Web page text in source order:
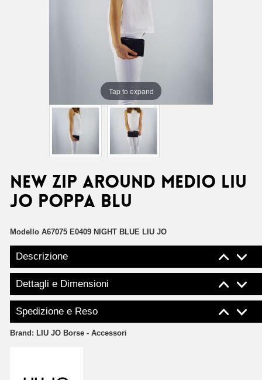
Tap to expand
New zip around medio Liu
Jo poppa blu
Modello A67075 E0409 NIGHT BLUE LIU JO
Descrizione
Dettagli e Dimensioni
Spedizione e Reso
Brand: LIU JO Borse - Accessori